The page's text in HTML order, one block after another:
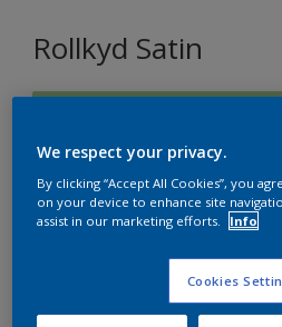
Rollkyd Satin
Format
We respect your privacy.
By clicking “Accept All Cookies”, you
on your device to enhance site
assist in our marketing efforts.
Info
Cookies